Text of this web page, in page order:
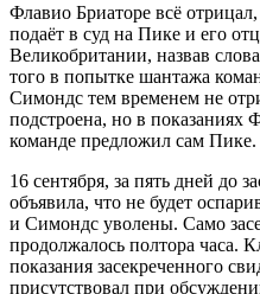
Флавио Бриаторе всё
подаёт в суд на Пике и его
Великобритании, назвав
того в попытке шантажа
Симондс тем временем не
подстроена, но в
команде предложил сам Пике.
16 сентября, за пять дней до
объявила, что не будет
и Симондс уволены. Само
продолжалось полтора часа.
показания засекреченного
присутствовал при